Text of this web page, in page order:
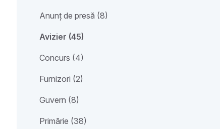
Anunț de presă (8)
Avizier (45)
Concurs (4)
Furnizori (2)
Guvern (8)
Primărie (38)